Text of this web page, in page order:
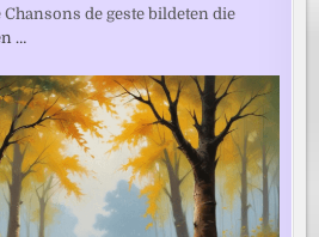
de geste bildeten die
…